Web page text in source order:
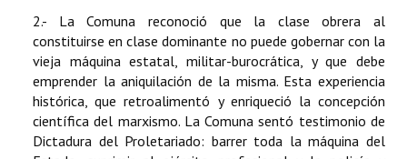
2.- La Comuna reconoció que la clase obrera al
constituirse en clase dominante no puede gobernar con la
vieja máquina estatal, militar-burocrática, y que debe
emprender la aniquilación de la misma. Esta experiencia
histórica, que retroalimentó y enriqueció la concepción
científica del marxismo. La Comuna sentó testimonio de
Dictadura del Proletariado: barrer toda la máquina del